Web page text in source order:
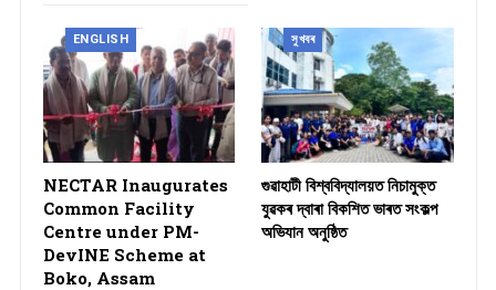
ENGLISH
NECTAR Inaugurates
Common Facility
Centre under PM-
DevINE Scheme at
Boko, Assam
সুখবৰ
গুৱাহাটী বিশ্ববিদ্যালয়ত নিচামুক্ত
যুৱকৰ দ্বাৰা বিকশিত ভাৰত সংকল্প
অভিযান অনুষ্ঠিত